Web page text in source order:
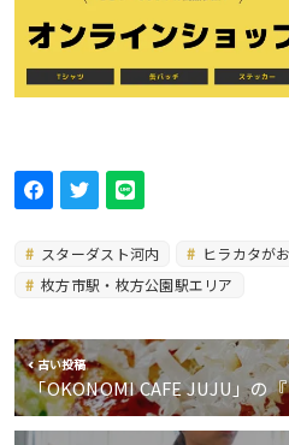
スターダスト河内 ヒラカタがお
枚方市駅・枚方公園駅エリア
古い投稿
「OKONOMI CAFE JUJU」の